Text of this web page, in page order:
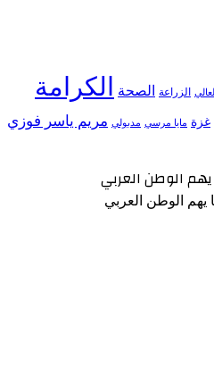
الزراعة الصحة
الكرامة
غزة مايا مرسي مدبولي مريم ياسر فوزي
يهم الوطن العربي